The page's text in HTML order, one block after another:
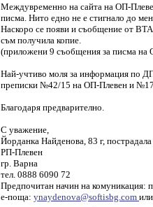
Междувременно на сайта на ОП-
писма. Нито едно не е стигнало до
Наскоро се появи и съобщение от
съм получила копие.
(приложени 9 съобщения за писма
Най-учтиво моля за информация по
преписки №42/15 на ОП-Плевен и
Благодаря предварително.
С уважение,
Йорданка Найденова, 83 г,
РП-Плевен
гр. Варна
тел. 0888 6090 72
Предпочитан начин на комуникация:
е-поща: ynaydenova@softisbg.com